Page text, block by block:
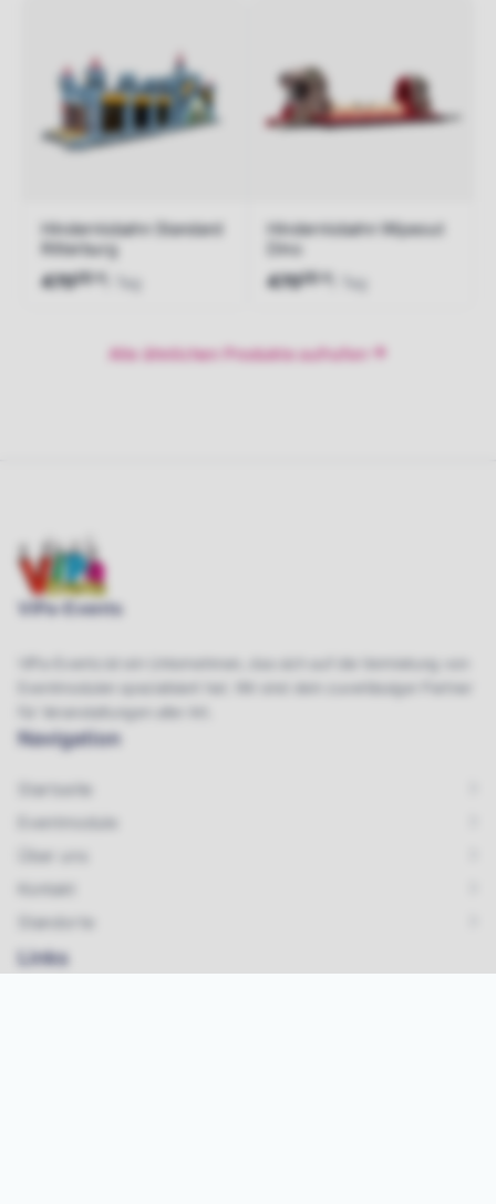
Hindernisbahn Standard
Ritterburg
47000 / Tag
Hindernisbahn Wipeout
Dino
47000 / Tag
Alle ähnlichen Produkte aufrufen
ViPa-Events
ViPa-Events ist ein Unternehmen, das sich auf die Vermietung von
Eventmodulen spezialisiert hat. Wir sind dein zuverlässiger Partner
für Veranstaltungen aller Art.
Navigation
Startseite
Eventmodule
Über uns
Kontakt
Standorte
Links